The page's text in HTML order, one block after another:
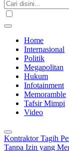
Home
Internasional
Politik
Megapolitan
Hukum
Infotainment
Memoramble
Tafsir Mimpi
Video
Kontraktor Tagih
Tanpa Izin yang